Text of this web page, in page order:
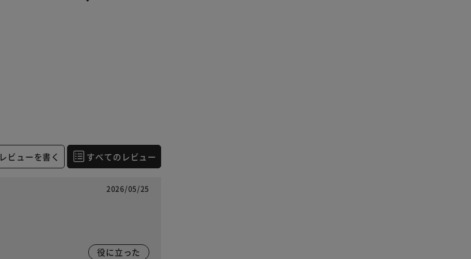
レビューを書く すべてのレビュー
2026/05/25
役に立った